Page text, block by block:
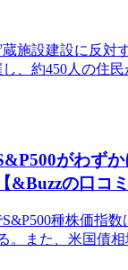
施設建設に反
、約450人の住
がわず
の口コ
種株価指
。また、米国債